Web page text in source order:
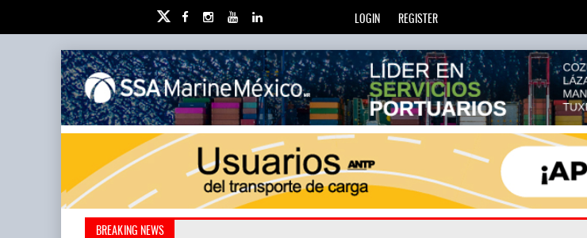
LOGIN REGISTER
BREAKING NEWS